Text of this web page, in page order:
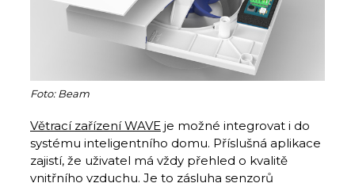
Foto: Beam
Větrací zařízení WAVE je možné integrovat i do
systému inteligentního domu. Příslušná aplikace
zajistí, že uživatel má vždy přehled o kvalitě
vnitřního vzduchu. Je to zásluha senzorů